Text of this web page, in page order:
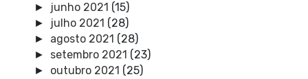
► junho 2021 (15)
► julho 2021 (28)
► agosto 2021 (28)
► setembro 2021 (23)
► outubro 2021 (25)